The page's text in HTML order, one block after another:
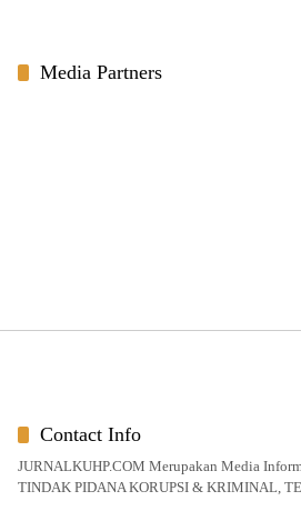
Media Partners
Contact Info
JURNALKUHP.COM Merupakan Media
TINDAK PIDANA KORUPSI & KRIMINAL,